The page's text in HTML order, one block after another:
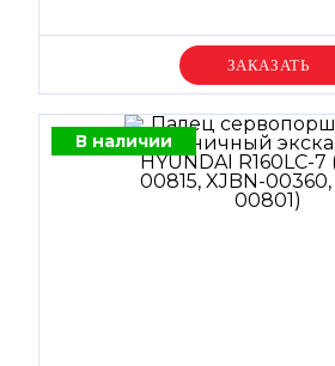
Уточняйте цену
В наличии